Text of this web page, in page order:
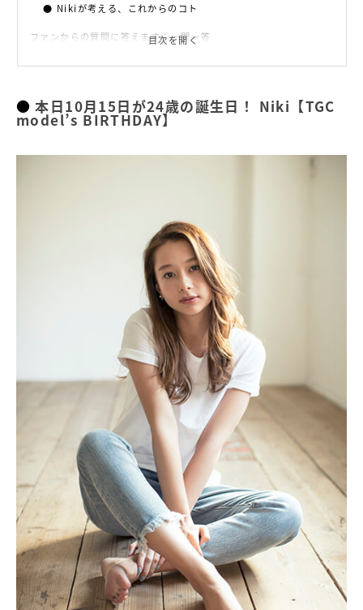
Nikiが考える、これからのコト
ファンからの質問に答えます♡一問一答
メイクアイテム一式知りたいです！
美肌の秘訣と、おすすめのスキンケア用品知りたいで
Nikiちゃんの元気の源を3つ教えて！
最近ハマっていることは？
おすすめのゴールドリング、ピアス、ネックレスを教え
香水、柔軟剤は何を使ってますか？
好きなアーティストや歌を教えて欲しいです！
名前の由来を知りたいです。
休日はどんな風に過ごしていますか？
気分が沈んだときにやることは？
芸能のお仕事をしていなかったら、どんなお仕事をして
みたい／していたと思いますか？
自分に自信をつけるにはどうすれば良いでしょうか？
人生で大きな決断をするときに大事にしていることはな
んですか？
地元・神戸の好きなところは？
テラハの頃から大好きです！ガイくんとは今も仲良しで
すか？
好きな人に振り向いてもらうためにどうアピールするの
が良いでしょう？
失恋からの立ち直り方教えてください。
目次を開く
本日10月15日が24歳の誕生日！ Niki【TGC
model’s BIRTHDAY】